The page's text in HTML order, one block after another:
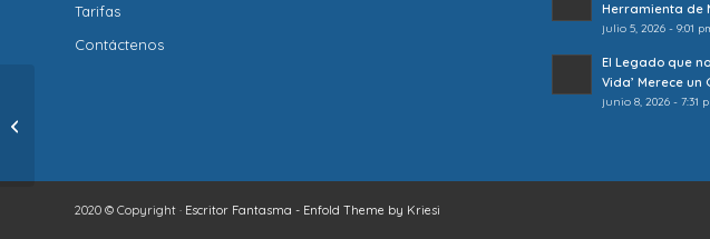
Tarifas
Contáctenos
Herramienta de
julio 5, 2026 - 9:01
El Legado que
Vida’ Merece
junio 8, 2026 - 7:31
2020 © Copyright · Escritor Fantasma - Enfold Theme by Kriesi